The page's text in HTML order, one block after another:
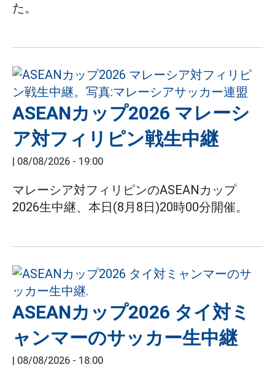
た。
ASEANカップ2026 マレーシ
ア対フィリピン戦生中継
08/08/2026 - 19:00
マレーシア対フィリピンのASEANカップ
2026生中継、本日(8月8日)20時00分開催。
ASEANカップ2026 タイ対ミ
ャンマーのサッカー生中継
08/08/2026 - 18:00